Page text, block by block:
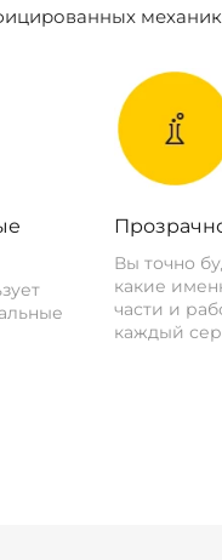
Вы точно
какие
части и
каждый